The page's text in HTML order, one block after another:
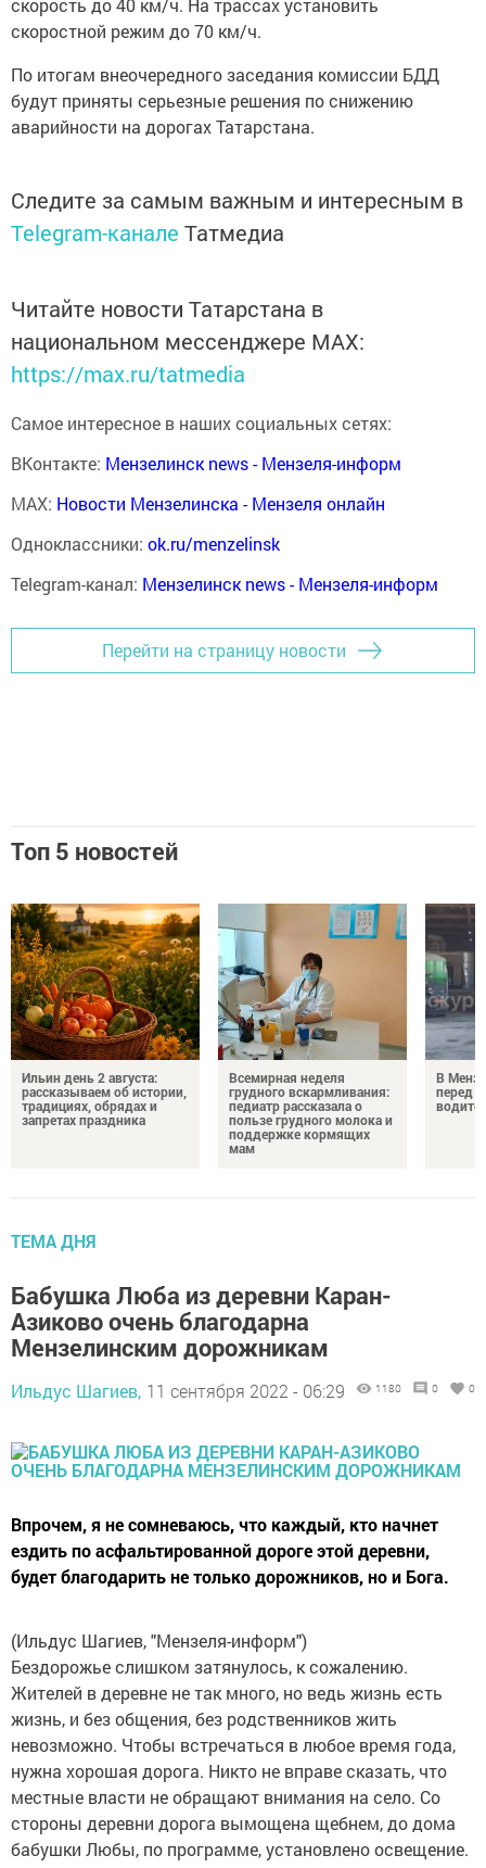
скорость до 40 км/ч. На трассах установить
скоростной режим до 70 км/ч.
По итогам внеочередного заседания комиссии БДД
будут приняты серьезные решения по снижению
аварийности на дорогах Татарстана.
Следите за самым важным и интересным в
Telegram-канале Татмедиа
Читайте новости Татарстана в
национальном мессенджере MАХ:
https://max.ru/tatmedia
Самое интересное в наших социальных сетях:
ВКонтакте: Мензелинск news - Мензеля-информ
MAX: Новости Мензелинска - Мензеля онлайн
Одноклассники: ok.ru/menzelinsk
Telegram-канал: Мензелинск news - Мензеля-информ
Перейти на страницу новости
Топ 5 новостей
Ильин день 2 августа:
рассказываем об истории,
традициях, обрядах и
запретах праздника
Всемирная неделя
грудного вскармливания:
педиатр рассказала о
пользе грудного молока и
поддержке кормящих
мам
В
перед
ТЕМА ДНЯ
Бабушка Люба из деревни Каран-
Азиково очень благодарна
Мензелинским дорожникам
Ильдус Шагиев, 11 сентября 2022 - 06:29 1180 0 0
Впрочем, я не сомневаюсь, что каждый, кто начнет
ездить по асфальтированной дороге этой деревни,
будет благодарить не только дорожников, но и Бога.
(Ильдус Шагиев, "Мензеля-информ")
Бездорожье слишком затянулось, к сожалению.
Жителей в деревне не так много, но ведь жизнь есть
жизнь, и без общения, без родственников жить
невозможно. Чтобы встречаться в любое время года,
нужна хорошая дорога. Никто не вправе сказать, что
местные власти не обращают внимания на село. Со
стороны деревни дорога вымощена щебнем, до дома
бабушки Любы, по программе, установлено освещение.